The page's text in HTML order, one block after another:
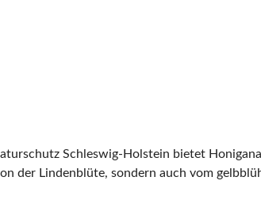
Schleswig-Holstein bietet
der Lindenblüte, sondern auch vom